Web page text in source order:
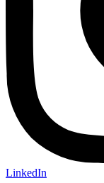
LinkedIn